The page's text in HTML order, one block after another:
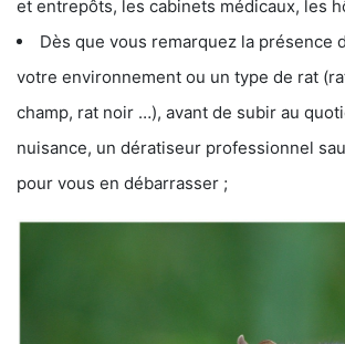
et entrepôts, les cabinets médicaux, les
Dès que vous remarquez la présence
votre environnement ou un type de rat
champ, rat noir …), avant de subir au
nuisance, un dératiseur professionnel
pour vous en débarrasser ;